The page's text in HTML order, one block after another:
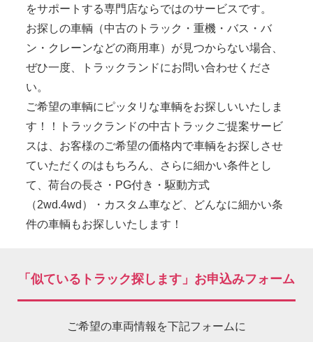
をサポートする専門店ならではのサービスです。
お探しの車輌（中古のトラック・重機・バス・バ
ン・クレーンなどの商用車）が見つからない場合、
ぜひ一度、トラックランドにお問い合わせくださ
い。
ご希望の車輌にピッタリな車輌をお探しいいたしま
す！！トラックランドの中古トラックご提案サービ
スは、お客様のご希望の価格内で車輌をお探しさせ
ていただくのはもちろん、さらに細かい条件とし
て、荷台の長さ・PG付き・駆動方式
（2wd.4wd）・カスタム車など、どんなに細かい条
件の車輌もお探しいたします！
「似ているトラック探します」お申込みフォーム
ご希望の車両情報を下記フォームに